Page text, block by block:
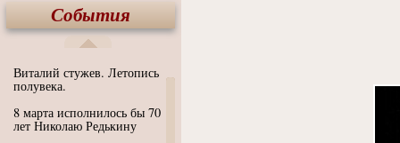
События
Виталий стужев. Летопись
полувека.
8 марта исполнилось бы 70
лет Николаю Редькину